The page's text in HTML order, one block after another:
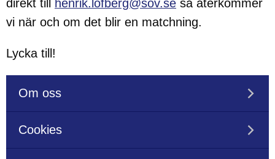
direkt till
henrik.lofberg@sov.se så återkommer
vi när och om det blir en matchning.
Lycka till!
Om oss
Cookies